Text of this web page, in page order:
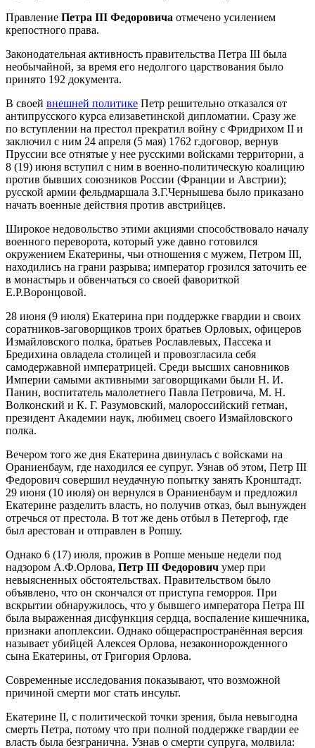
Правление Петра III Федоровича отмечено усилением
крепостного права.
Законодательная активность правительства Петра III была
необычайной, за время его недолгого царствования было
принято 192 документа.
В своей внешней политике Петр решительно отказался от
антипрусского курса елизаветинской дипломатии. Сразу же
по вступлении на престол прекратил войну с Фридрихом II и
заключил с ним 24 апреля (5 мая) 1762 г.договор, вернув
Пруссии все отнятые у нее русскими войсками территории, а
8 (19) июня вступил с ним в военно-политическую коалицию
против бывших союзников России (Франции и Австрии);
русской армии фельдмаршала З.Г.Чернышева было приказано
начать военные действия против австрийцев.
Широкое недовольство этими акциями способствовало началу
военного переворота, который уже давно готовился
окружением Екатерины, чьи отношения с мужем, Петром III,
находились на грани разрыва; император грозился заточить ее
в монастырь и обвенчаться со своей фавориткой
Е.Р.Воронцовой.
28 июня (9 июля) Екатерина при поддержке гвардии и своих
соратников-заговорщиков троих братьев Орловых, офицеров
Измайловского полка, братьев Рославлевых, Пассека и
Бредихина овладела столицей и провозгласила себя
самодержавной императрицей. Среди высших сановников
Империи самыми активными заговорщиками были Н. И.
Панин, воспитатель малолетнего Павла Петровича, М. Н.
Волконский и К. Г. Разумовский, малороссийский гетман,
президент Академии наук, любимец своего Измайловского
полка.
Вечером того же дня Екатерина двинулась с войсками на
Ораниенбаум, где находился ее супруг. Узнав об этом, Петр III
Федорович совершил неудачную попытку занять Кронштадт.
29 июня (10 июля) он вернулся в Ораниенбаум и предложил
Екатерине разделить власть, но получив отказ, был вынужден
отречься от престола. В тот же день отбыл в Петергоф, где
был арестован и отправлен в Ропшу.
Однако 6 (17) июля, прожив в Ропше меньше недели под
надзором А.Ф.Орлова, Петр III Федорович умер при
невыясненных обстоятельствах. Правительством было
объявлено, что он скончался от приступа геморроя. При
вскрытии обнаружилось, что у бывшего императора Петра III
была выраженная дисфункция сердца, воспаление кишечника,
признаки апоплексии. Однако общераспространённая версия
называет убийцей Алексея Орлова, незаконнорожденного
сына Екатерины, от Григория Орлова.
Современные исследования показывают, что возможной
причиной смерти мог стать инсульт.
Екатерине II, с политической точки зрения, была невыгодна
смерть Петра, потому что при полной поддержке гвардии ее
власть была безгранична. Узнав о смерти супруга, молвила: